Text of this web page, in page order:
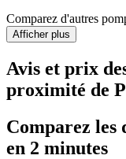
Comparez d'autres
Afficher plus
Avis et prix
proximité de
Comparez les
en 2 minutes